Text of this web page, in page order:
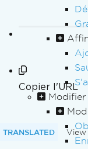
Modifier
Copier l'URL
TRANSLATED View